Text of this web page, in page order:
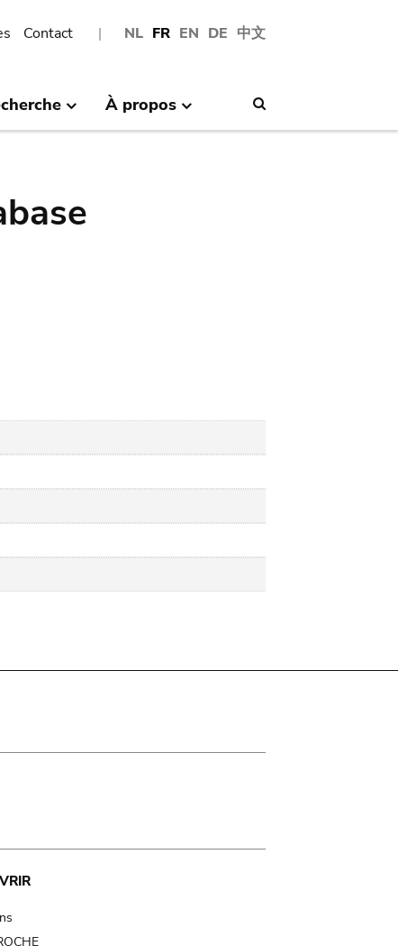
NL FR EN DE 中文
Contact
À propos